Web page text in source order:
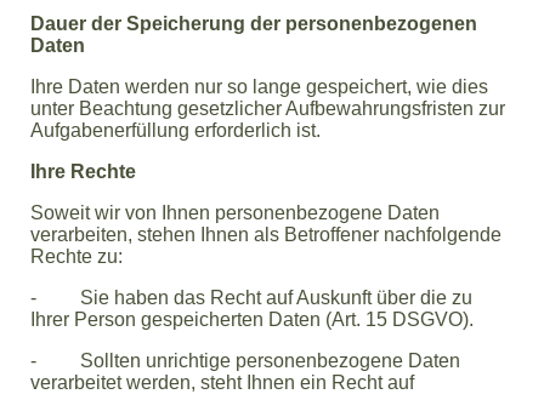
Dauer der Speicherung der personenbezogenen
Daten
Ihre Daten werden nur so lange gespeichert, wie dies
unter Beachtung gesetzlicher Aufbewahrungsfristen zur
Aufgabenerfüllung erforderlich ist.
Ihre Rechte
Soweit wir von Ihnen personenbezogene Daten
verarbeiten, stehen Ihnen als Betroffener nachfolgende
Rechte zu:
- Sie haben das Recht auf Auskunft über die zu
Ihrer Person gespeicherten Daten (Art. 15 DSGVO).
- Sollten unrichtige personenbezogene Daten
verarbeitet werden, steht Ihnen ein Recht auf